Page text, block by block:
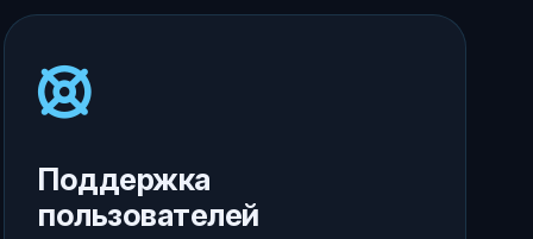
Поддержка
пользователей